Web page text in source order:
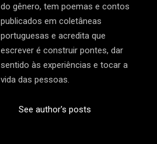
do gênero, tem poemas e contos
publicados em coletâneas
portuguesas e acredita que
escrever é construir pontes, dar
sentido às experiências e tocar a
vida das pessoas.
See author's posts